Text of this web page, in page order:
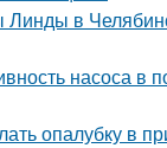
в
насоса в
опалубку в